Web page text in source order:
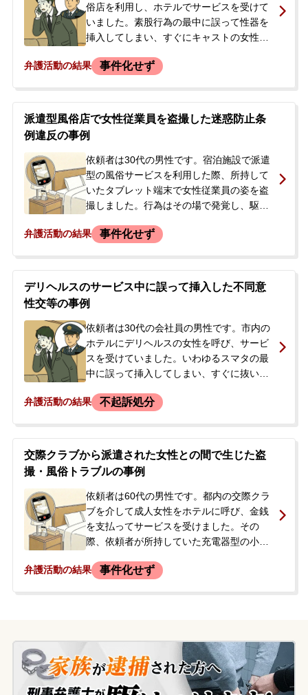
俗店を利用し、ホテルでサービスを受けて
いました。素股行為の最中に誤って性器を
挿入してしまい、すぐにキャストの女性か
ービス終了後、店の関係者から「連絡がな
科・前歴がなく、事件化することを避けた
いとの思いから、当事務所に相談されまし
た。
弁護活動の結果 事件化せず
派遣型風俗店で女性従業員を盗撮した迷惑防止条
例違反の事例
依頼者は30代の男性です。宿泊施設で派遣
型の風俗サービスを利用した際、所持して
いたタブレット端末で女性従業員の姿を盗
撮しました。行為はその場で発覚し、駆け
ました。依頼者は警察署に任意同行されて
た。しかし、店の責任者から示談金として
100万円を請求され、その場で25万円を支
払うよう強要されました。後日、残金の支
払いを高圧的に求められたため、今後の対
応に不安を感じた依頼者の両親が、当事務
所へ相談に来られました。
弁護活動の結果 事件化せず
デリヘルスのサービス中に誤って挿入した不同意
性交等の事例
依頼者は30代の会社員の男性です。市内の
ホテルにデリヘルスの女性を呼び、サービ
スを受けていました。いわゆるスマタの最
中に誤って挿入してしまい、すぐに抜いた
関係者が警察に通報しました。依頼者は警
などと説明されました。依頼者は妻に警察
沙汰になったことを伝えており、逮捕され
るのではないか、また店の関係者に免許証
の写真を撮られたことにも強い不安を感じ
ていました。穏便に解決するため、示談交
渉を希望して当事務所に相談されました。
弁護活動の結果 不起訴処分
交際クラブから派遣された女性との間で生じた盗
撮・風俗トラブルの事例
依頼者は60代の男性です。都内の交際クラ
ブを介して成人女性をホテルに呼び、金銭
を支払ってサービスを受けました。その
際、依頼者が所持していた充電器型の小型
た。依頼者は盗撮を否定し、その場でカメ
う趣旨の連絡が来ました。依頼者は警察が
介入することを強く恐れ、穏便な解決を望
んで当事務所へ相談されました。
弁護活動の結果 事件化せず